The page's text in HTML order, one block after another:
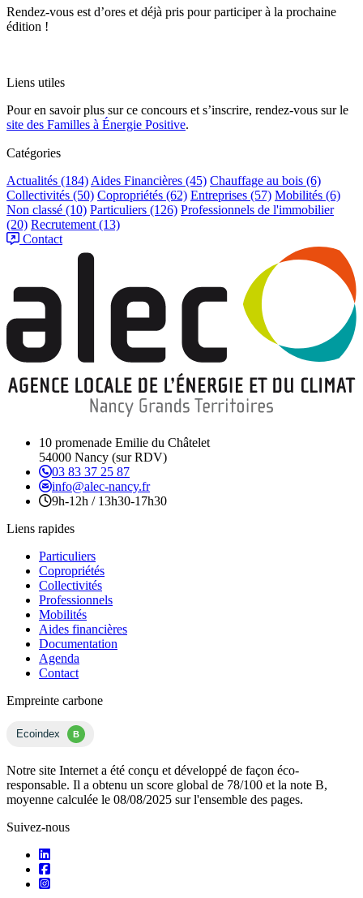
Rendez-vous est d’ores et déjà pris pour participer à la prochaine
édition !
Liens utiles
Pour en savoir plus sur ce concours et s’inscrire, rendez-vous sur le
site des Familles à Énergie Positive.
Catégories
Actualités (184) Aides Financières (45) Chauffage au bois (6)
Collectivités (50) Copropriétés (62) Entreprises (57) Mobilités (6)
Non classé (10) Particuliers (126) Professionnels de l'immobilier
(20) Recrutement (13)
Contact
10 promenade Emilie du Châtelet
54000 Nancy (sur RDV)
03 83 37 25 87
info@alec-nancy.fr
9h-12h / 13h30-17h30
Liens rapides
Particuliers
Copropriétés
Collectivités
Professionnels
Mobilités
Aides financières
Documentation
Agenda
Contact
Empreinte carbone
Ecoindex B
Notre site Internet a été conçu et développé de façon éco-
responsable. Il a obtenu un score global de 78/100 et la note B,
moyenne calculée le 08/08/2025 sur l'ensemble des pages.
Suivez-nous